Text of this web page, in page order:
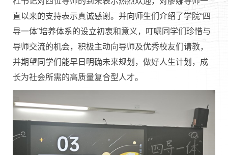
直以来的支持表示真诚感谢。并向师生们介绍了学院“四
导一体”培养体系的设立初衷和意义，叮嘱同学们珍惜与
导师交流的机会，积极主动向导师及优秀校友们请教，
并期望同学们能早日明确未来规划，做好人生计划，成
长为社会所需的高质量复合型人才。